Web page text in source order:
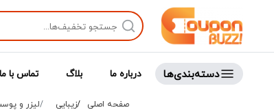
دسته‌بندی‌ها درباره ما بلاگ تماس با ما
صفحه اصلی زیبایی لیزر و